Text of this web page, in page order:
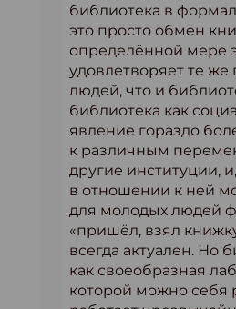
библиотека в
это просто обмен
определённой мере
удовлетворяет те же
людей, что и
библиотека как
явление гораздо
к различным
другие институции,
в отношении к ней
для молодых людей
«пришёл, взял
всегда актуален. Но
как своеобразная
которой можно себя